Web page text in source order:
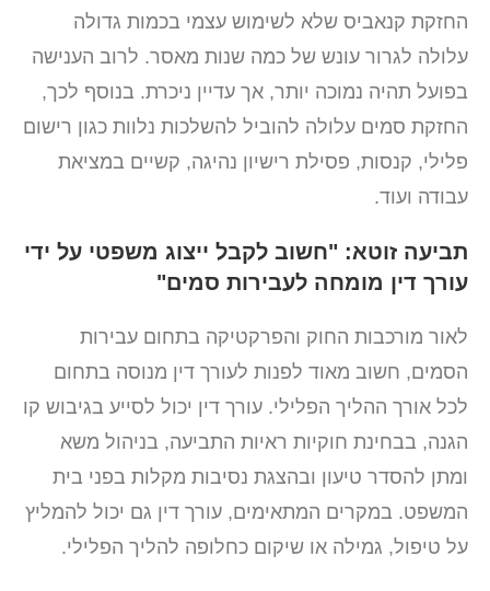
החזקת קנאביס שלא לשימוש עצמי בכמות גדולה
עלולה לגרור עונש של כמה שנות מאסר. לרוב הענישה
בפועל תהיה נמוכה יותר, אך עדיין ניכרת. בנוסף לכך,
החזקת סמים עלולה להוביל להשלכות נלוות כגון רישום
פלילי, קנסות, פסילת רישיון נהיגה, קשיים במציאת
עבודה ועוד.
תביעה זוטא: "חשוב לקבל ייצוג משפטי על ידי
עורך דין מומחה לעבירות סמים"
לאור מורכבות החוק והפרקטיקה בתחום עבירות
הסמים, חשוב מאוד לפנות לעורך דין מנוסה בתחום
לכל אורך ההליך הפלילי. עורך דין יכול לסייע בגיבוש קו
הגנה, בבחינת חוקיות ראיות התביעה, בניהול משא
ומתן להסדר טיעון ובהצגת נסיבות מקלות בפני בית
המשפט. במקרים המתאימים, עורך דין גם יכול להמליץ
על טיפול, גמילה או שיקום כחלופה להליך הפלילי.